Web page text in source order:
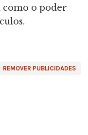
como o poder
REMOVER PUBLICIDADES